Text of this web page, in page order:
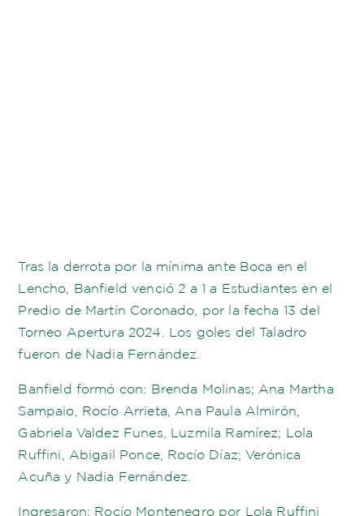
Tras la derrota por la mínima ante Boca en el
Lencho, Banfield venció 2 a 1 a Estudiantes en el
Predio de Martín Coronado, por la fecha 13 del
Torneo Apertura 2024. Los goles del Taladro
fueron de Nadia Fernández.
Banfield formó con: Brenda Molinas; Ana Martha
Sampaio, Rocío Arrieta, Ana Paula Almirón,
Gabriela Valdez Funes, Luzmila Ramírez; Lola
Ruffini, Abigail Ponce, Rocío Díaz; Verónica
Acuña y Nadia Fernández.
Ingresaron: Rocío Montenegro por Lola Ruffini